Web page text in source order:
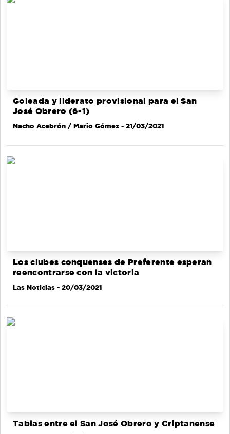
Goleada y liderato provisional para el San
José Obrero (6-1)
Nacho Acebrón / Mario Gómez - 21/03/2021
Los clubes conquenses de Preferente esperan
reencontrarse con la victoria
Las Noticias - 20/03/2021
Tablas entre el San José Obrero y Criptanense